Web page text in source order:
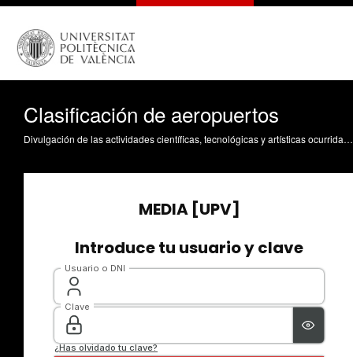
Clasificación de aeropuertos
Divulgación de las actividades científicas, tecnológicas y artísticas ocurridas en los tres campus de la UPV